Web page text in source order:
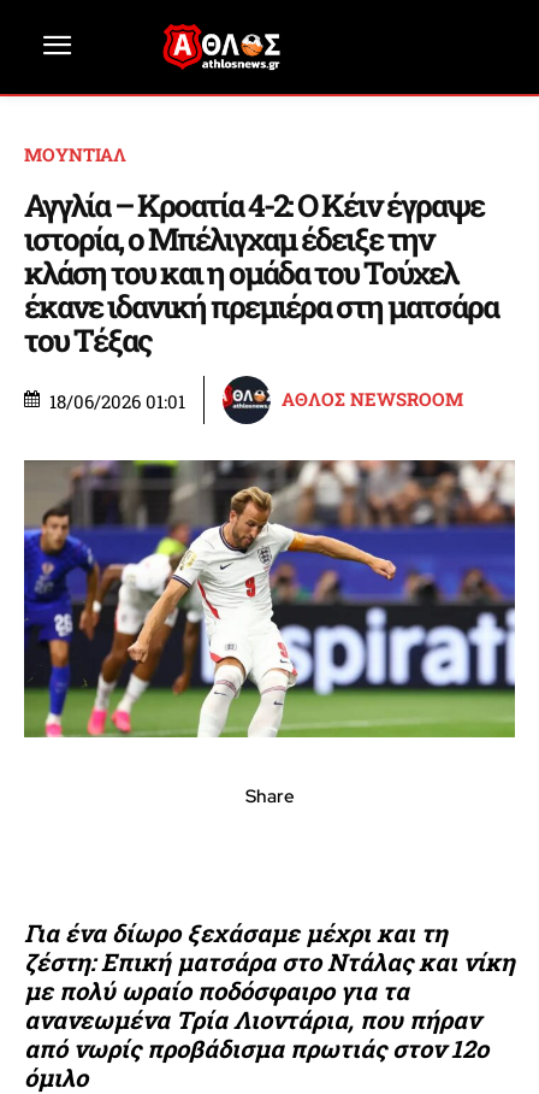
ΜΟΥΝΤΙΑΛ
Αγγλία – Κροατία 4-2: Ο Κέιν έγραψε
ιστορία, ο Μπέλιγχαμ έδειξε την
κλάση του και η ομάδα του Τούχελ
έκανε ιδανική πρεμιέρα στη ματσάρα
του Τέξας
18/06/2026 01:01 ΑΘΛΟΣ NEWSROOM
Share
Για ένα δίωρο ξεχάσαμε μέχρι και τη
ζέστη: Επική ματσάρα στο Ντάλας και νίκη
με πολύ ωραίο ποδόσφαιρο για τα
ανανεωμένα Τρία Λιοντάρια, που πήραν
από νωρίς προβάδισμα πρωτιάς στον 12ο
όμιλο